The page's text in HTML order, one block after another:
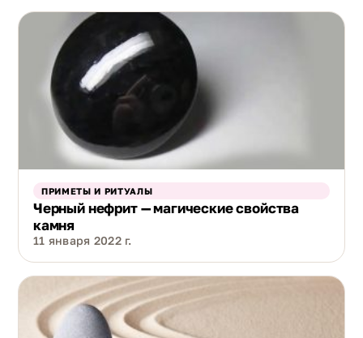
ПРИМЕТЫ И РИТУАЛЫ
Черный нефрит — магические свойства
камня
11 января 2022 г.